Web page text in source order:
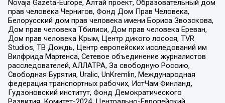
Novaja Gazeta-Europe, Алтай проект, Образовательный дом
прав человека Чернигов, Фонд Дом Прав Человека,
Белорусский дом прав человека имени Бориса Звозскова,
Дом прав человека Тбилиси, Дом прав человека Ереван,
Дом прав человека Крым, Центр дикого лосося, TVR
Studios, ТВ Дождь, Центр европейских исследований им
Вилфрида Мартенса, Сетевое объединение журналистов
расследователей, АЛЛАТРА, За свободную Россию,
Свободная Бурятия, Uralic, UnKremlin, Международная
федерация транспортных рабочих, ИстЧам Финланд,
Гудзоновский институт, Фонд Демократического